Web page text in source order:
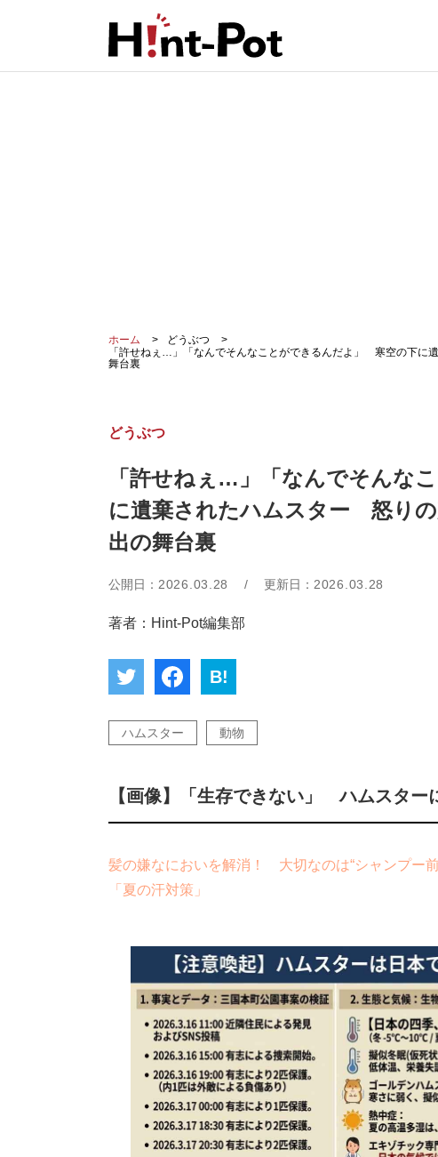
ホーム
どうぶつ
「許せねぇ…」「なんでそんなことができるんだよ」 寒空の下
舞台裏
どうぶつ
「許せねぇ…」「なんでそんな
に遺棄されたハムスター 怒り
出の舞台裏
公開日： 2026.03.28 / 更新日： 2026.03.28
著者：Hint-Pot編集部
B!
ハムスター 動物
【画像】「生存できない」 ハムスター
髪の嫌なにおいを解消！ 大切なのは“シャンプ
「夏の汗対策」